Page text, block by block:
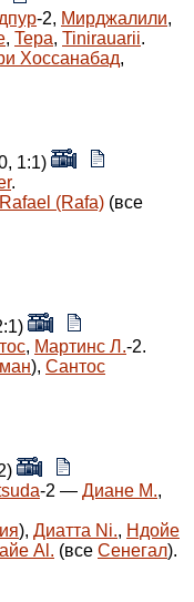
-2, Мирджалили,
, Tepa, Tinirauarii.
Хоссанабад,
1:1)
.
Rafael (Rafa) (все
, Мартинс Л.-2.
), Сантос
-2 — Диане М.,
), Диатта Ni., Ндойе
Al. (все Сенегал).